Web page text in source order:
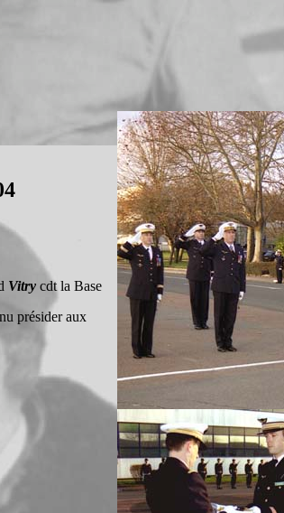
Vitry cdt la Base
présider aux